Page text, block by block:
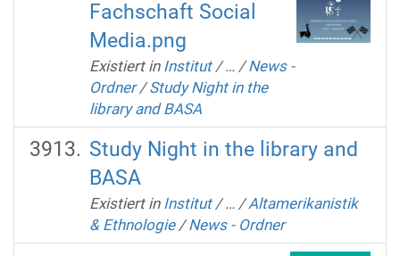
Fachschaft Social
Media.png
Existiert in Institut /… /News -
Ordner /Study Night in the
library and BASA
Study Night in the library and
BASA
Existiert in Institut /… /Altamerikanistik
& Ethnologie /News - Ordner